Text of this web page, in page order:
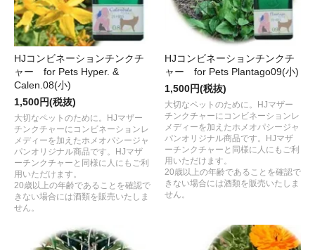
HJコンビネーションチンクチ
ャー for Pets Hyper. &
Calen.08(小)
1,500円(税抜)
大切なペットのために。HJマザー
チンクチャーにコンビネーションレ
メディーを加えたホメオパシージャ
パンオリジナル商品です。HJマザ
ーチンクチャーと同様に人にもご利
用いただけます。
20歳以上の年齢であることを確認で
きない場合には酒類を販売いたしま
せん。
HJコンビネーションチンクチ
ャー for Pets Plantago09(小)
1,500円(税抜)
大切なペットのために。HJマザー
チンクチャーにコンビネーションレ
メディーを加えたホメオパシージャ
パンオリジナル商品です。HJマザ
ーチンクチャーと同様に人にもご利
用いただけます。
20歳以上の年齢であることを確認で
きない場合には酒類を販売いたしま
せん。